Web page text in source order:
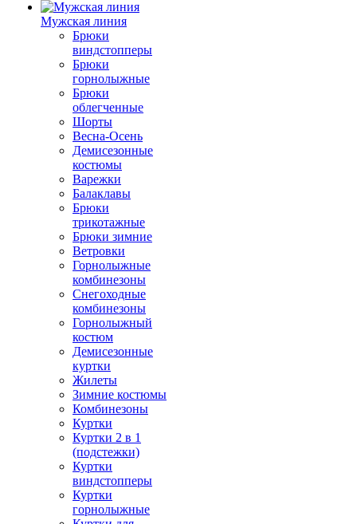
Мужская линия
Брюки
виндстопперы
Брюки
горнолыжные
Брюки
облегченные
Шорты
Весна-Осень
Демисезонные
костюмы
Варежки
Балаклавы
Брюки
трикотажные
Брюки зимние
Ветровки
Горнолыжные
комбинезоны
Снегоходные
комбинезоны
Горнолыжный
костюм
Демисезонные
куртки
Жилеты
Зимние костюмы
Комбинезоны
Куртки
Куртки 2 в 1
(подстежки)
Куртки
виндстопперы
Куртки
горнолыжные